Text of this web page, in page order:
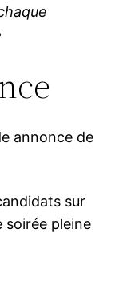
annonce de
sur
soirée pleine